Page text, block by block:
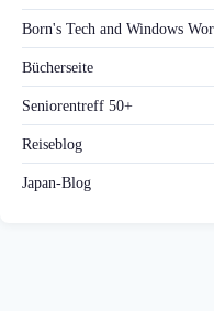
Born's Tech and Windows
Bücherseite
Seniorentreff 50+
Reiseblog
Japan-Blog